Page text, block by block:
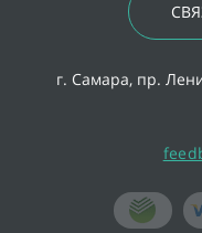
г. Самара, пр.